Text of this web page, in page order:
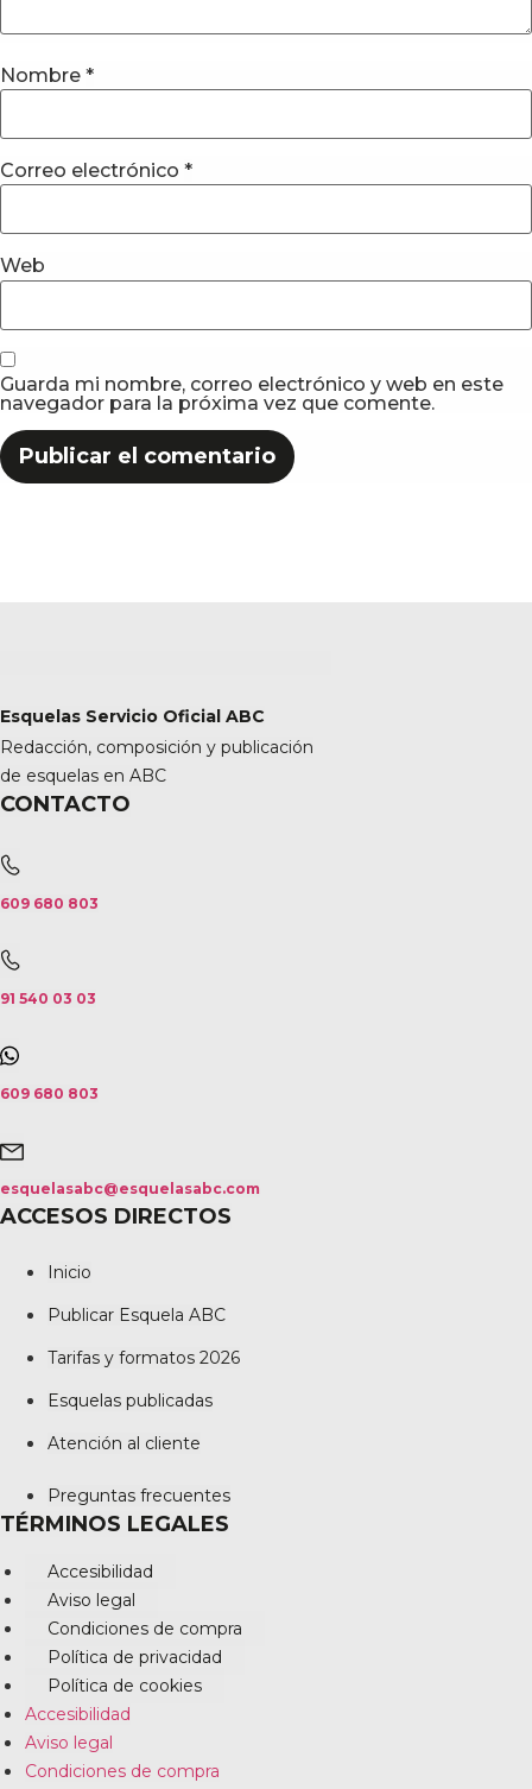
Nombre *
Correo electrónico *
Web
Guarda mi nombre, correo electrónico y web en este
navegador para la próxima vez que comente.
Esquelas Servicio Oficial ABC
Redacción, composición y publicación
de esquelas en ABC
CONTACTO
609 680 803
91 540 03 03
609 680 803
esquelasabc@esquelasabc.com
ACCESOS DIRECTOS
Inicio
Publicar Esquela ABC
Tarifas y formatos 2026
Esquelas publicadas
Atención al cliente
Preguntas frecuentes
TÉRMINOS LEGALES
Accesibilidad
Aviso legal
Condiciones de compra
Política de privacidad
Política de cookies
Accesibilidad
Aviso legal
Condiciones de compra